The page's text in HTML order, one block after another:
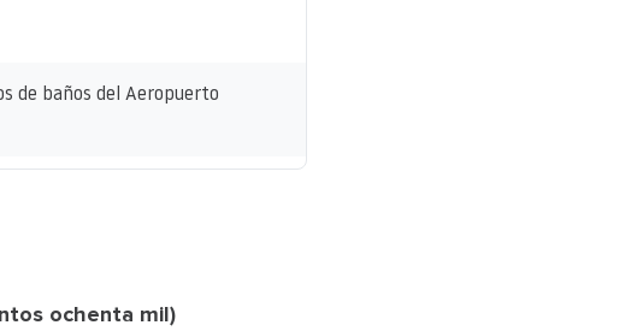
de baños del Aeropuerto
ochenta mil)